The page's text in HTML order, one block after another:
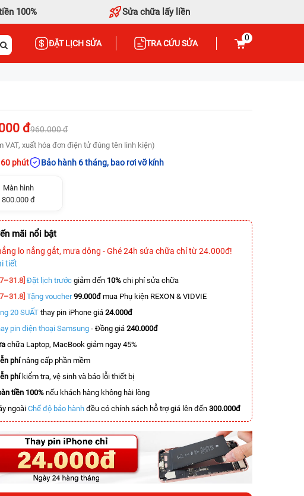
100% Sửa chữa lấy liền
ĐẶT LỊCH SỬA TRA CỨU SỬA
0
đ960.000 đ
VAT, xuất hóa đơn điện tử đúng tên linh kiện)
phút Bảo hành 6 tháng, bao rơi vỡ kính
Màn hình
800.000 đ
mãi nổi bật
lo nắng gắt, mưa dông - Ghé 24h sửa chữa chỉ từ 24.000đ!
tiết
Đặt lịch trước giảm đến 10% chi phí sửa chữa
Tặng voucher 99.000đmua Phụ kiện REXON & VIDVIE
20 SUẤTthay pin iPhone giá 24.000đ
pin điện thoại Samsung- Đồng giá 240.000đ
chữa Laptop, MacBook giảm ngay 45%
phínâng cấp phần mềm
phíkiểm tra, vệ sinh và báo lỗi thiết bị
tiền 100%nếu khách hàng không hài lòng
ngoài Chế độ bảo hành đều có chính sách hỗ trợ giá lên đến 300.000đ